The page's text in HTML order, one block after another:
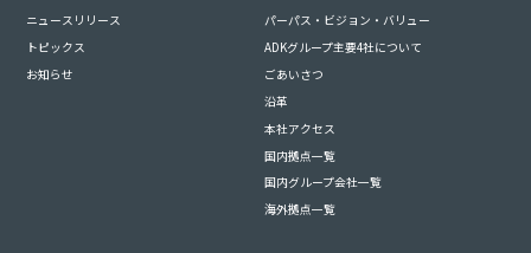
ニュースリリース
トピックス
お知らせ
パーパス・ビジョン・バリュー
ADKグループ主要4社について
ごあいさつ
沿革
本社アクセス
国内拠点一覧
国内グループ会社一覧
海外拠点一覧